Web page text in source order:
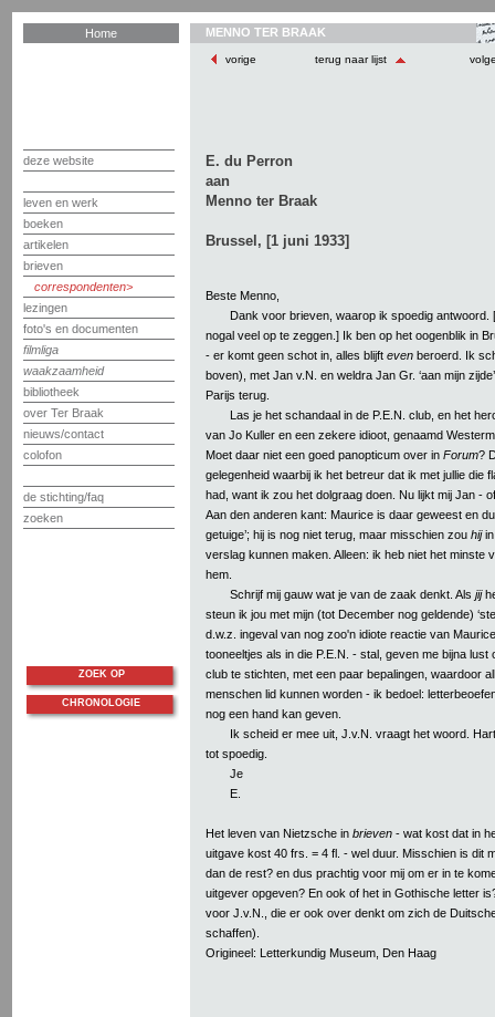
Home
deze website
leven en werk
boeken
artikelen
brieven
correspondenten
lezingen
foto's en documenten
filmliga
waakzaamheid
bibliotheek
over Ter Braak
nieuws/contact
colofon
de stichting/faq
zoeken
MENNO TER BRAAK
vorige terug naar lijst
E. du Perron
aan
Menno ter Braak
Brussel, [1 juni 1933]
Beste Menno,
Dank voor brieven, waarop ik spoedig antwoord.
nogal veel op te zeggen.] Ik ben op het oogenblik in
- er komt geen schot in, alles blijft even beroerd. Ik
boven), met Jan v.N. en weldra Jan Gr. ‘aan mijn
Parijs terug.
Las je het schandaal in de P.E.N. club, en het
van Jo Kuller en een zekere idioot, genaamd
Moet daar niet een goed panopticum over in Forum?
gelegenheid waarbij ik het betreur dat ik met jullie die
had, want ik zou het dolgraag doen. Nu lijkt mij Jan -
Aan den anderen kant: Maurice is daar geweest en
getuige’; hij is nog niet terug, maar misschien zou hijin
verslag kunnen maken. Alleen: ik heb niet het minste
hem.
Schrijf mij gauw wat je van de zaak denkt. Als jij
steun ik jou met mijn (tot December nog geldende)
d.w.z. ingeval van nog zoo'n idiote reactie van
tooneeltjes als in die P.E.N. - stal, geven me bijna lust
club te stichten, met een paar bepalingen, waardoor
menschen lid kunnen worden - ik bedoel:
nog een hand kan geven.
Ik scheid er mee uit, J.v.N. vraagt het woord.
tot spoedig.
Je
E.
Het leven van Nietzsche in brieven - wat kost dat in
uitgave kost 40 frs. = 4 fl. - wel duur. Misschien is dit
dan de rest? en dus prachtig voor mij om er in te
uitgever opgeven? En ook of het in Gothische letter
voor J.v.N., die er ook over denkt om zich de
schaffen).
Origineel: Letterkundig Museum, Den Haag
ZOEK OP
CHRONOLOGIE